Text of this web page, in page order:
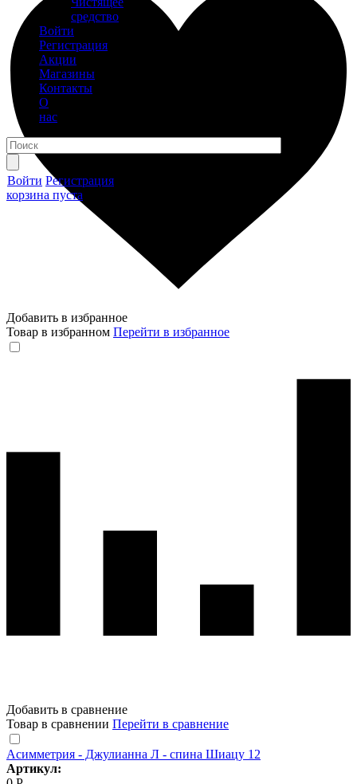
средство
Войти
Регистрация
Акции
Магазины
Контакты
О
нас
Войти Регистрация
корзина пуста
Добавить в избранное
Товар в избранном Перейти в избранное
Добавить в сравнение
Товар в сравнении Перейти в сравнение
Асимметрия - Джулианна Л - спина Шиацу 12
Артикул: